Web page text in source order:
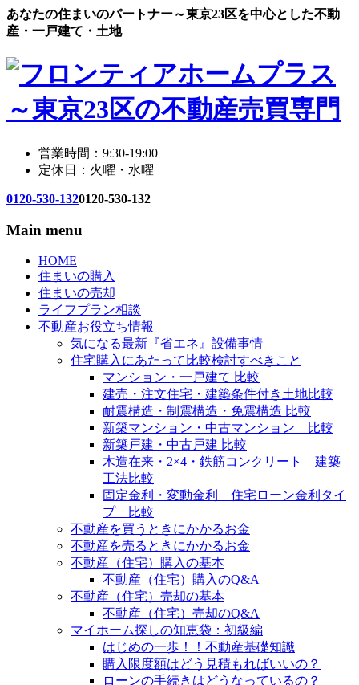
あなたの住まいのパートナー～東京23区を中心とした不動
産・一戸建て・土地
営業時間：9:30-19:00
定休日：火曜・水曜
0120-530-1320120-530-132
Main menu
HOME
住まいの購入
住まいの売却
ライフプラン相談
不動産お役立ち情報
気になる最新『省エネ』設備事情
住宅購入にあたって比較検討すべきこと
マンション・一戸建て 比較
建売・注文住宅・建築条件付き土地比較
耐震構造・制震構造・免震構造 比較
新築マンション・中古マンション 比較
新築戸建・中古戸建 比較
木造在来・2×4・鉄筋コンクリート 建築
工法比較
固定金利・変動金利 住宅ローン金利タイ
プ 比較
不動産を買うときにかかるお金
不動産を売るときにかかるお金
不動産（住宅）購入の基本
不動産（住宅）購入のQ&A
不動産（住宅）売却の基本
不動産（住宅）売却のQ&A
マイホーム探しの知恵袋：初級編
はじめの一歩！！不動産基礎知識
購入限度額はどう見積もればいいの？
ローンの手続きはどうなっているの？